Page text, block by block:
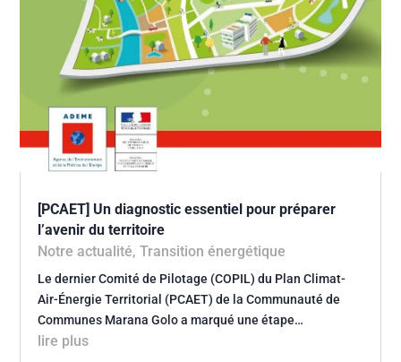
[PCAET] Un diagnostic essentiel pour préparer
l’avenir du territoire
Notre actualité,Transition énergétique
Le dernier Comité de Pilotage (COPIL) du Plan Climat-
Air-Énergie Territorial (PCAET) de la Communauté de
Communes Marana Golo a marqué une étape…
lire plus